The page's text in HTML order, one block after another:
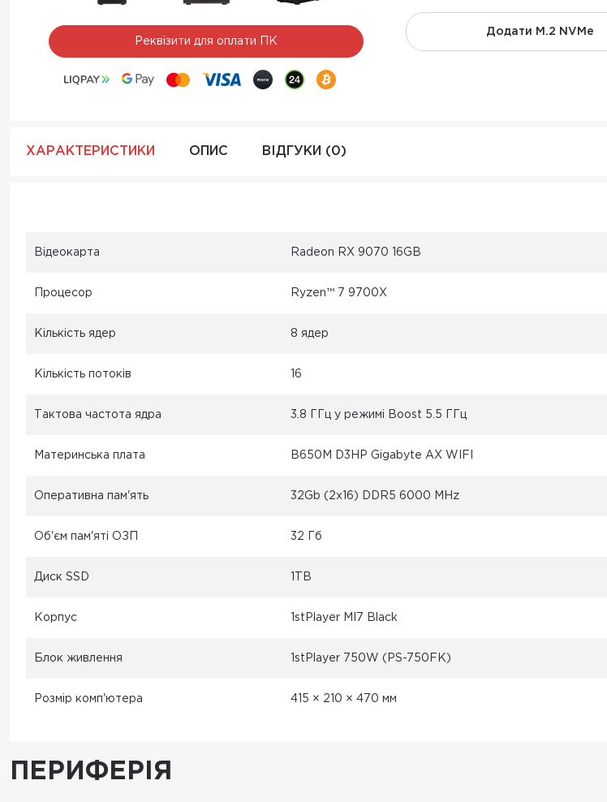
Реквізити для оплати ПК
Додати M.2 NVMe
ХАРАКТЕРИСТИКИ ОПИС ВІДГУКИ (0)
Відеокарта Radeon RX 9070 16GB
Процесор Ryzen™ 7 9700X
Кількість ядер 8 ядер
Кількість потоків 16
Тактова частота ядра 3.8 ГГц у режимі Boost 5.5 ГГц
Материнська плата B650M D3HP Gigabyte AX WIFI
Оперативна пам'ять 32Gb (2x16) DDR5 6000 MHz
Об'єм пам'яті ОЗП 32 Гб
Диск SSD 1TB
Корпус 1stPlayer MI7 Black
Блок живлення 1stPlayer 750W (PS-750FK)
Розмір комп'ютера 415 × 210 × 470 мм
ПЕРИФЕРІЯ